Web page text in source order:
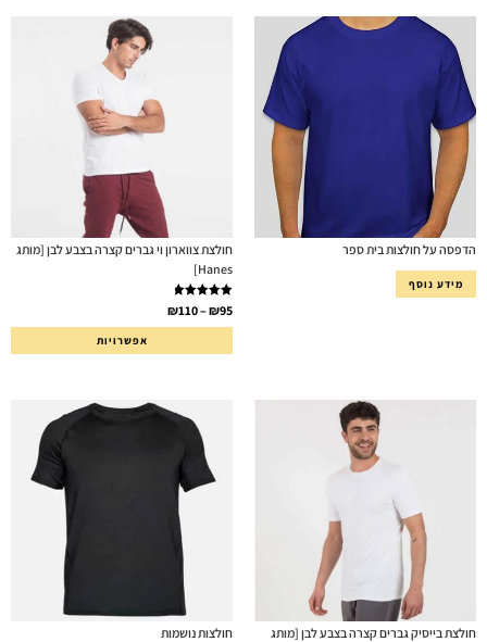
הדפסה על חולצות בית ספר
מידע נוסף
חולצת צווארון וי גברים קצרה בצבע לבן [מותג
Hanes]
דורג5.00₪95
–
₪110
אפשרויות
חולצת בייסיק גברים קצרה בצבע לבן [מותג
חולצות נושמות